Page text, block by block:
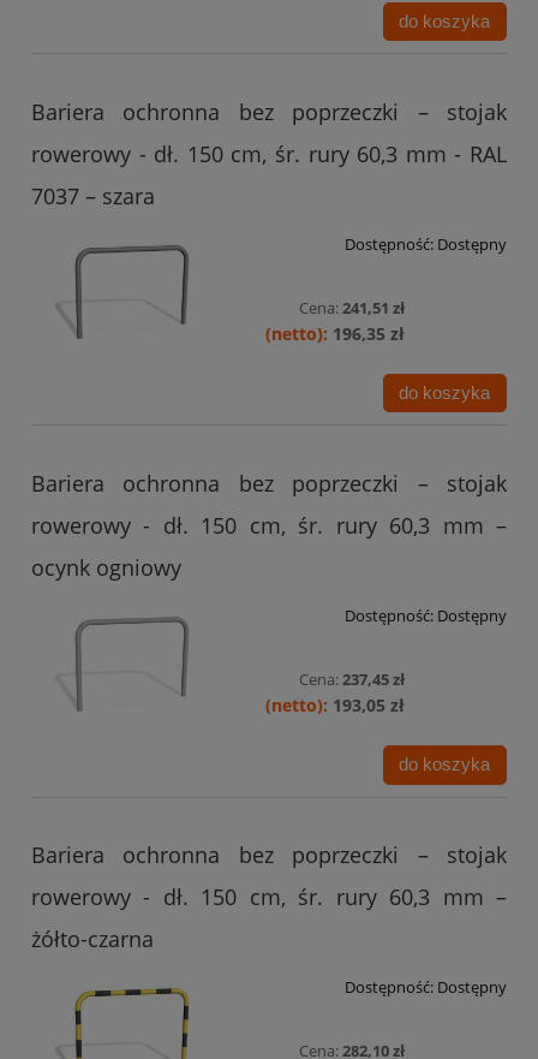
do koszyka
Bariera ochronna bez poprzeczki – stojak
rowerowy - dł. 150 cm, śr. rury 60,3 mm - RAL
7037 – szara
Dostępność: Dostępny
Cena: 241,51 zł
196,35 zł
do koszyka
Bariera ochronna bez poprzeczki – stojak
rowerowy - dł. 150 cm, śr. rury 60,3 mm –
ocynk ogniowy
Dostępność: Dostępny
Cena:237,45 zł
193,05 zł
do koszyka
Bariera ochronna bez poprzeczki – stojak
rowerowy - dł. 150 cm, śr. rury 60,3 mm –
żółto-czarna
Dostępność: Dostępny
Cena:282,10 zł